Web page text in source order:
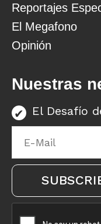
Reportajes
El Megafono
Opinión
Nuestras
El Desafío